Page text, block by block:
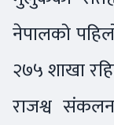
नेपालको
२७५ शाखा
राजश्व